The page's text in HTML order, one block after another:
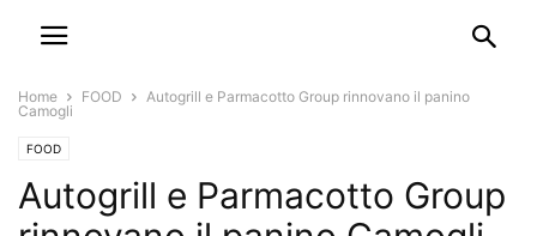
Home FOOD
Autogrill e Parmacotto Group rinnovano il panino
Camogli
FOOD
Autogrill e Parmacotto Group